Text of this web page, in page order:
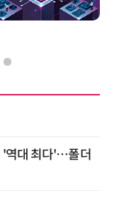
'역대 최다'…폴더